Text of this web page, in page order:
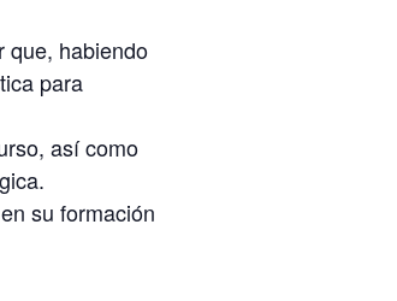
que, habiendo
para
así como
su formación